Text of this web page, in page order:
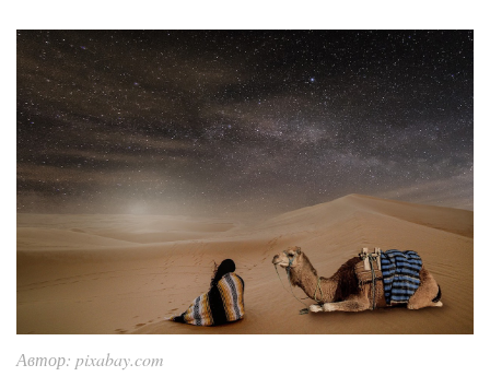
Автор: pixabay.com